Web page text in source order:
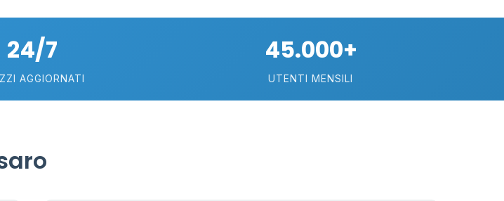
5
16
80
24/7
AGGIORNATI
45.000+
UTENTI MENSILI